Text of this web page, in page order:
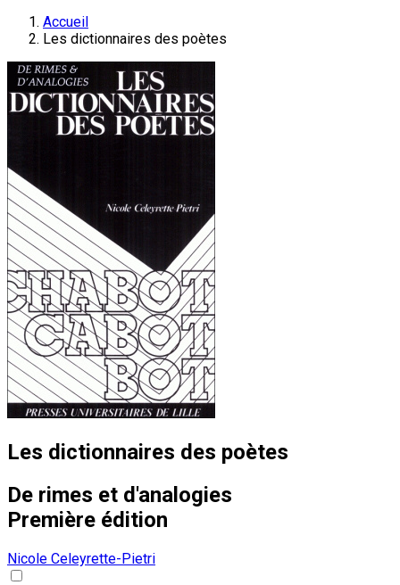
Accueil
Les dictionnaires des poètes
Les dictionnaires des poètes
De rimes et d'analogies
Première édition
Nicole Celeyrette-Pietri